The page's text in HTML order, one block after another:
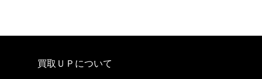
買取ＵＰについて